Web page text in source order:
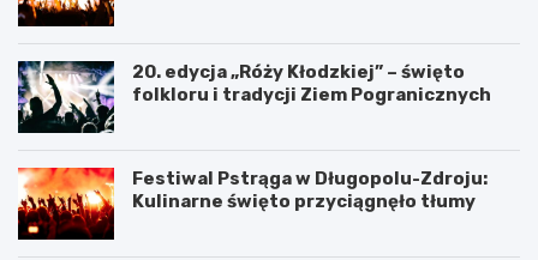
20. edycja „Róży Kłodzkiej” – święto
folkloru i tradycji Ziem Pogranicznych
Festiwal Pstrąga w Długopolu-Zdroju:
Kulinarne święto przyciągnęło tłumy